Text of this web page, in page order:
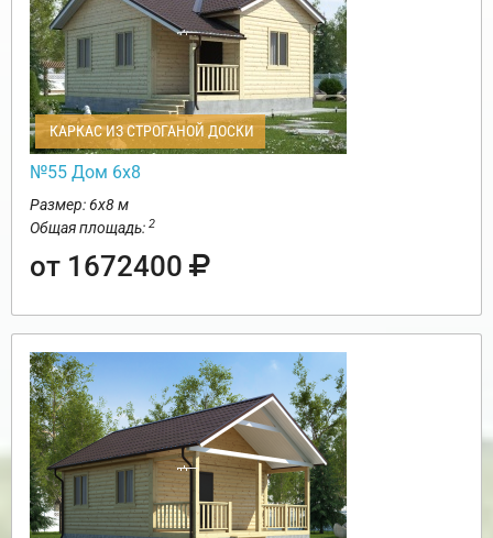
КАРКАС ИЗ СТРОГАНОЙ ДОСКИ
№55 Дом 6х8
Размер: 6х8 м
Общая площадь: 2
от 1672400